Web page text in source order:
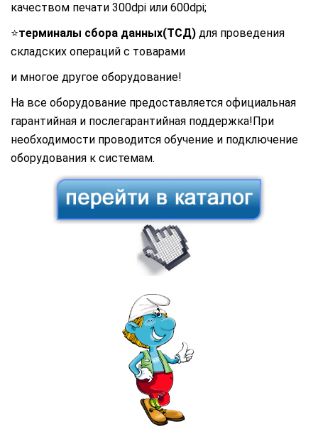
качеством печати 300dpi или 600dpi;
⭐терминалы сбора данных(ТСД) для проведения
складских операций с товарами
и многое другое оборудование!
На все оборудование предоставляется официальная
гарантийная и послегарантийная поддержка!При
необходимости проводится обучение и подключение
оборудования к системам.